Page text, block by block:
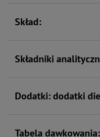
Skład:
Składniki
Dodatki: dodatki
Tabela dawkowania: